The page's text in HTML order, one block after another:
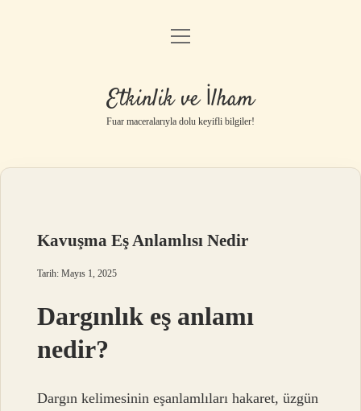
Anasayfa
Gizlilik Politikası
Yasal Uyarı
menüyü
Etkinlik ve İlham
Fuar maceralarıyla dolu keyifli bilgiler!
Kavuşma Eş Anlamlısı Nedir
Tarih: Mayıs 1, 2025
Dargınlık eş anlamı
nedir?
Dargın kelimesinin eşanlamlıları hakaret, üzgün